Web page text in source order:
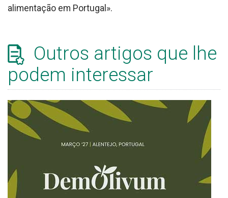
alimentação em Portugal».
Outros artigos que lhe
podem interessar